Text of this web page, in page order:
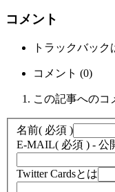
コメント
トラックバック
コメント (0)
この記事へのコ
名前( 必須 )
E-MAIL( 必須 ) - 公
Twitter Cardsとは